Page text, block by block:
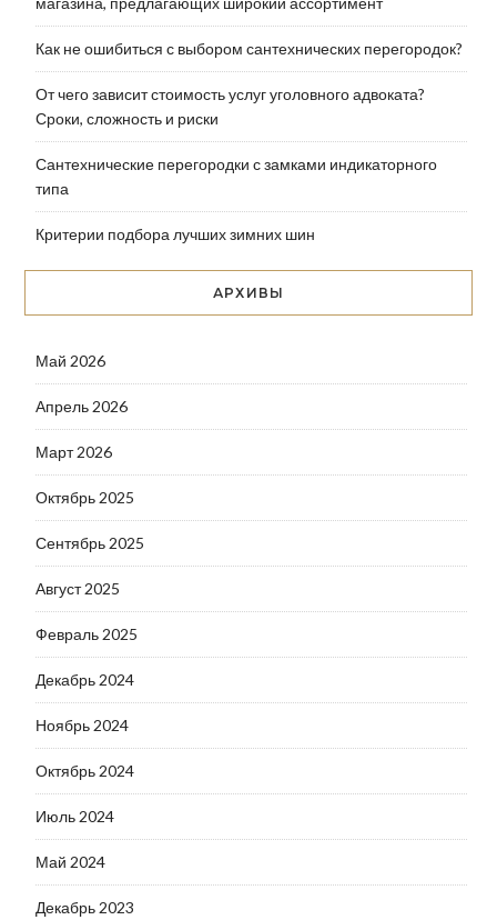
Как не ошибиться с выбором сантехнических перегородок?
От чего зависит стоимость услуг уголовного адвоката?
Сроки, сложность и риски
Сантехнические перегородки с замками индикаторного
типа
Критерии подбора лучших зимних шин
АРХИВЫ
Май 2026
Апрель 2026
Март 2026
Октябрь 2025
Сентябрь 2025
Август 2025
Февраль 2025
Декабрь 2024
Ноябрь 2024
Октябрь 2024
Июль 2024
Май 2024
Декабрь 2023